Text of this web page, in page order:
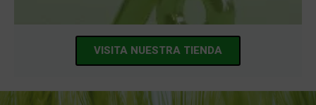
VISITA NUESTRA TIENDA